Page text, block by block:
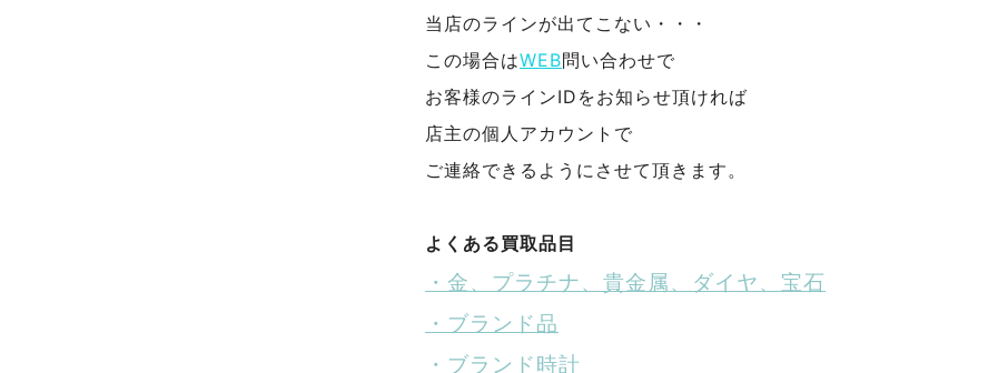
当店のラインが出てこない・・・
この場合はWEB問い合わせで
お客様のラインIDをお知らせ頂ければ
店主の個人アカウントで
ご連絡できるようにさせて頂きます。
よくある買取品目
・金、プラチナ、貴金属、ダイヤ、宝石
・ブランド品
・ブランド時計